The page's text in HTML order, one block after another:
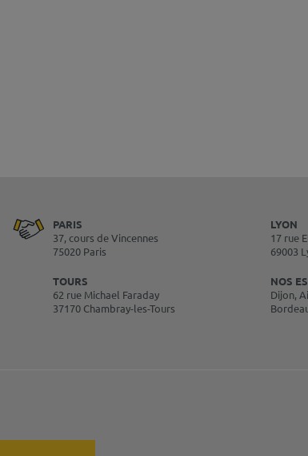
PARIS
37, cours de Vincennes
75020 Paris
LYON
17 rue
69003
TOURS
62 rue Michael Faraday
37170 Chambray-les-Tours
NOS
Dijon,